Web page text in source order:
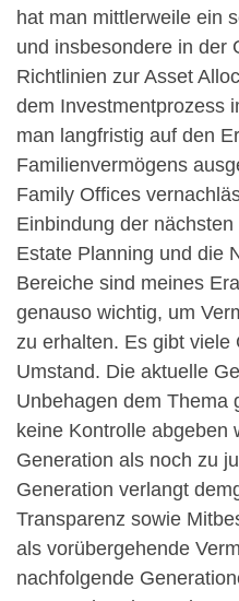
hat man mittlerweile ein
und insbesondere in der
Richtlinien zur Asset
dem Investmentprozess
man langfristig auf den
Familienvermögens
Family Offices
Einbindung der
Estate Planning und die
Bereiche sind meines
genauso wichtig, um
zu erhalten. Es gibt viele
Umstand. Die aktuelle
Unbehagen dem Thema
keine Kontrolle abgeben
Generation als noch zu
Generation verlangt
Transparenz sowie
als vorübergehende
nachfolgende